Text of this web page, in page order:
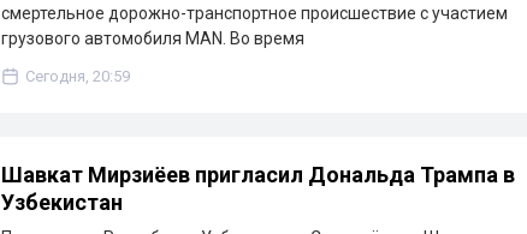
смертельное дорожно-транспортное происшествие с участием
грузового автомобиля MAN. Во время
Сегодня, 20:59
Шавкат Мирзиёев пригласил Дональда Трампа в
Узбекистан